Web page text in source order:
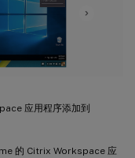
应用程序添加到
的 Citrix Workspace 应